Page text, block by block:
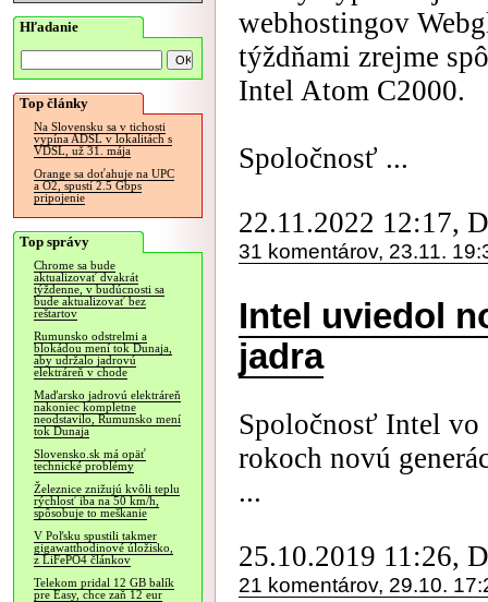
Hľadanie
Top články
Na Slovensku sa v tichosti
vypína ADSL v lokalitách s
VDSL, už 31. mája
Orange sa doťahuje na UPC
a O2, spustí 2.5 Gbps
pripojenie
Top správy
Chrome sa bude
aktualizovať dvakrát
týždenne, v budúcnosti sa
bude aktualizovať bez
reštartov
Rumunsko odstrelmi a
blokádou mení tok Dunaja,
aby udržalo jadrovú
elektráreň v chode
Maďarsko jadrovú elektráreň
nakoniec kompletne
neodstavilo, Rumunsko mení
tok Dunaja
Slovensko.sk má opäť
technické problémy
Železnice znižujú kvôli teplu
rýchlosť iba na 50 km/h,
spôsobuje to meškanie
V Poľsku spustili takmer
gigawatthodinové úložisko,
z LiFePO4 článkov
Telekom pridal 12 GB balík
pre Easy, chce zaň 12 eur
webhostingov
týždňami zrejme
Intel Atom C2000.
Spoločnosť ...
22.11.2022 12:17,
31 komentárov, 23.11.
Intel uviedol
jadra
Spoločnosť Intel
rokoch novú
...
25.10.2019 11:26,
21 komentárov, 29.10.